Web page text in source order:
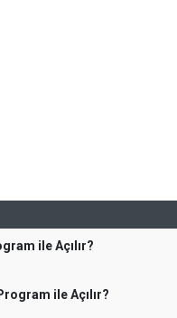
ile Açılır?
ile Açılır?